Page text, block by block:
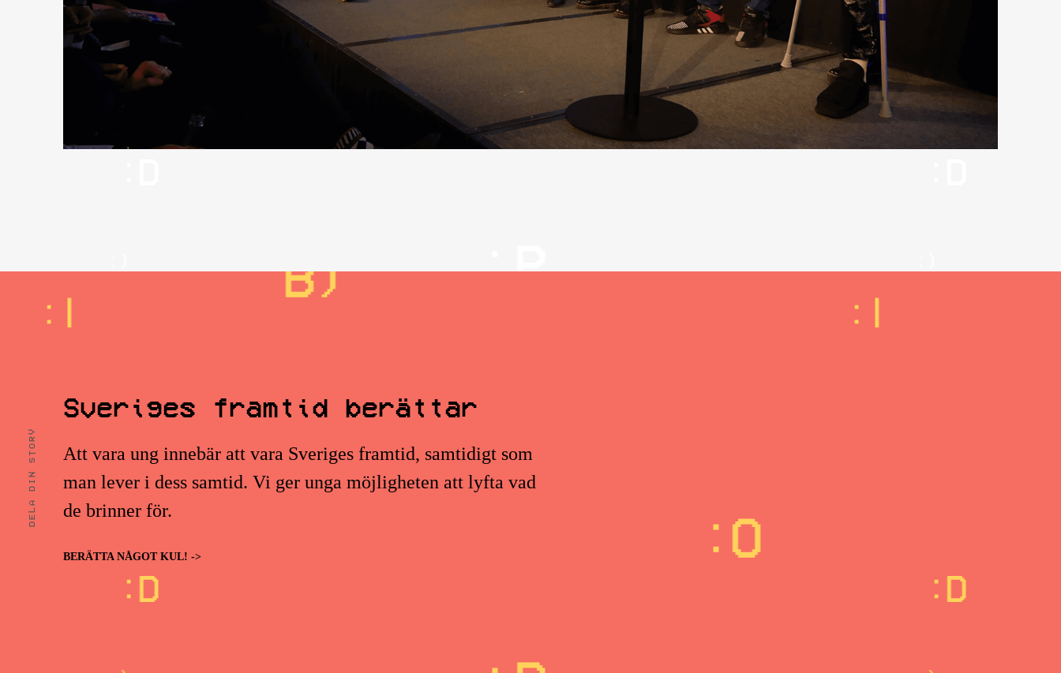
DELA DIN STORY
Sveriges framtid berättar
Att vara ung innebär att vara Sveriges framtid, samtidigt som
man lever i dess samtid. Vi ger unga möjligheten att lyfta vad
de brinner för.
BERÄTTA NÅGOT KUL! ->